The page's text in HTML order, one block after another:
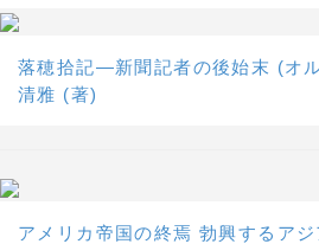
落穂拾記―新聞記者の後始末 (オ
清雅 (著)
アメリカ帝国の終焉 勃興するア